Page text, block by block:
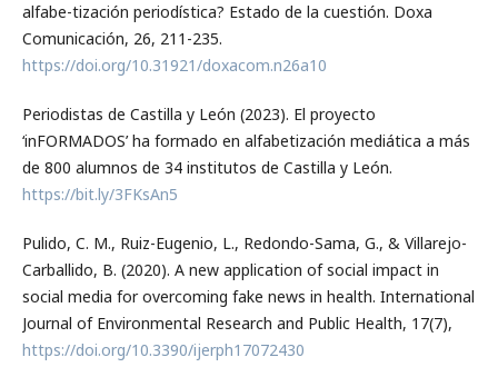
alfabe-tización periodística? Estado de la cuestión. Doxa
Comunicación, 26, 211-235.
https://doi.org/10.31921/doxacom.n26a10
Periodistas de Castilla y León (2023). El proyecto
‘inFORMADOS’ ha formado en alfabetización mediática a más
de 800 alumnos de 34 institutos de Castilla y León.
https://bit.ly/3FKsAn5
Pulido, C. M., Ruiz-Eugenio, L., Redondo-Sama, G., & Villarejo-
Carballido, B. (2020). A new application of social impact in
social media for overcoming fake news in health. International
Journal of Environmental Research and Public Health, 17(7),
https://doi.org/10.3390/ijerph17072430